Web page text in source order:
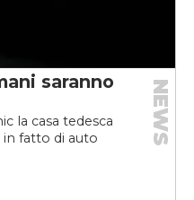
saranno
la casa tedesca
in fatto di auto
NEWS